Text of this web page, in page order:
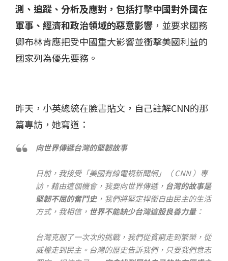
測、追蹤、分析及應對，包括打擊中國對外國在
軍事、經濟和政治領域的惡意影響 ，並要求國務
卿布林肯應把受中國重大影響並衝擊美國利益的
國家列為優先要務。
昨天，小英總統在臉書貼文，自己註解CNN的那
篇專訪，她寫道：
向世界傳遞台灣的堅韌故事
日前，我接受「美國有線電視新聞網」（ CNN ）專
訪，藉由這個機會，我要向世界傳遞， 台灣的故事是
堅韌不屈的奮鬥史，我們將堅定捍衛自由民主的生活
方式，我相信， 世界不能缺少台灣這股良善力量：
台灣克服了一次次的挑戰，我們從貧窮走到繁榮，從
威權走到民主。台灣的歷史告訴我們，只要我們意志